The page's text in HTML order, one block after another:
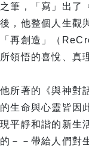
之筆，「寫」出了
後，他整個人生觀
「再創造」（
所領悟的喜悅、真
他所著的《與神對
的生命與心靈皆因
現平靜和諧的新生
的－－帶給人們對